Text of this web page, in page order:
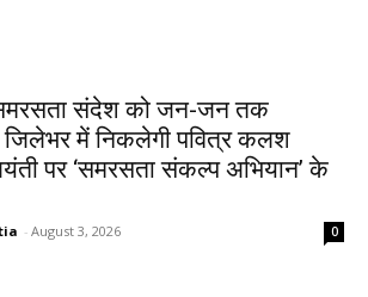
संदेश को जन-जन तक
जिलेभर में निकलेगी पवित्र कलश
पर ‘समरसता संकल्प अभियान’ के
- August 3, 2026 0